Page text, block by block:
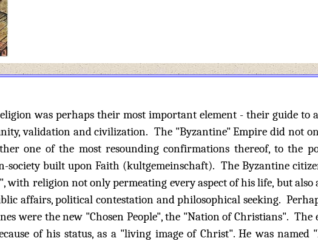
was perhaps their most important element - their guide to
validation and civilization. The "Byzantine" Empire did not
one of the most resounding confirmations thereof, to the
society built upon Faith (kultgemeinschaft). The Byzantine
with religion not only permeating every aspect of his life, but also
affairs, political contestation and philosophical seeking.
were the new "Chosen People", the "Nation of Christians". The
of his status, as a "living image of Christ". He was named